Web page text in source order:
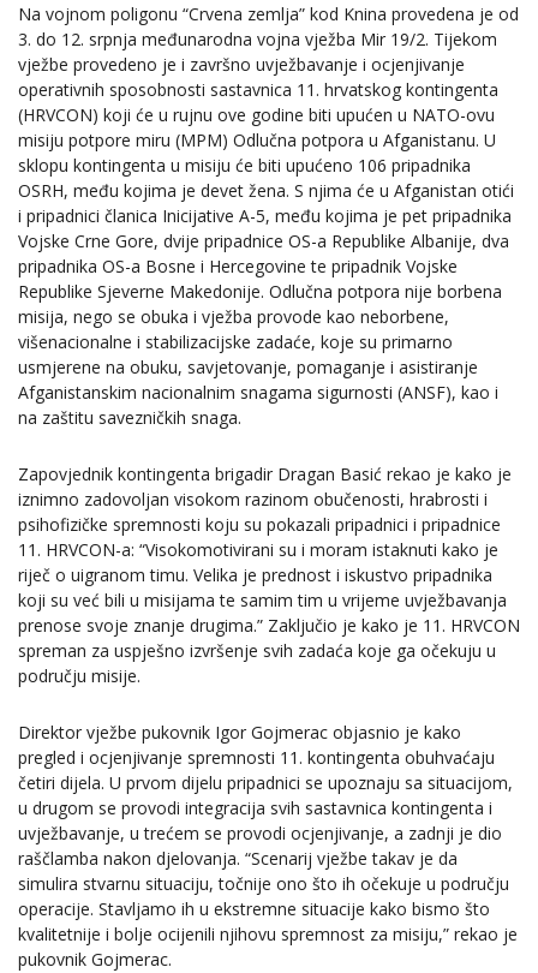
Na vojnom poligonu “Crvena zemlja” kod Knina provedena je od
3. do 12. srpnja međunarodna vojna vježba Mir 19/2. Tijekom
vježbe provedeno je i završno uvježbavanje i ocjenjivanje
operativnih sposobnosti sastavnica 11. hrvatskog kontingenta
(HRVCON) koji će u rujnu ove godine biti upućen u NATO-ovu
misiju potpore miru (MPM) Odlučna potpora u Afganistanu. U
sklopu kontingenta u misiju će biti upućeno 106 pripadnika
OSRH, među kojima je devet žena. S njima će u Afganistan otići
i pripadnici članica Inicijative A-5, među kojima je pet pripadnika
Vojske Crne Gore, dvije pripadnice OS-a Republike Albanije, dva
pripadnika OS-a Bosne i Hercegovine te pripadnik Vojske
Republike Sjeverne Makedonije. Odlučna potpora nije borbena
misija, nego se obuka i vježba provode kao neborbene,
višenacionalne i stabilizacijske zadaće, koje su primarno
usmjerene na obuku, savjetovanje, pomaganje i asistiranje
Afganistanskim nacionalnim snagama sigurnosti (ANSF), kao i
na zaštitu savezničkih snaga.
Zapovjednik kontingenta brigadir Dragan Basić rekao je kako je
iznimno zadovoljan visokom razinom obučenosti, hrabrosti i
psihofizičke spremnosti koju su pokazali pripadnici i pripadnice
11. HRVCON-a: “Visokomotivirani su i moram istaknuti kako je
riječ o uigranom timu. Velika je prednost i iskustvo pripadnika
koji su već bili u misijama te samim tim u vrijeme uvježbavanja
prenose svoje znanje drugima.” Zaključio je kako je 11. HRVCON
spreman za uspješno izvršenje svih zadaća koje ga očekuju u
području misije.
Direktor vježbe pukovnik Igor Gojmerac objasnio je kako
pregled i ocjenjivanje spremnosti 11. kontingenta obuhvaćaju
četiri dijela. U prvom dijelu pripadnici se upoznaju sa situacijom,
u drugom se provodi integracija svih sastavnica kontingenta i
uvježbavanje, u trećem se provodi ocjenjivanje, a zadnji je dio
raščlamba nakon djelovanja. “Scenarij vježbe takav je da
simulira stvarnu situaciju, točnije ono što ih očekuje u području
operacije. Stavljamo ih u ekstremne situacije kako bismo što
kvalitetnije i bolje ocijenili njihovu spremnost za misiju,” rekao je
pukovnik Gojmerac.